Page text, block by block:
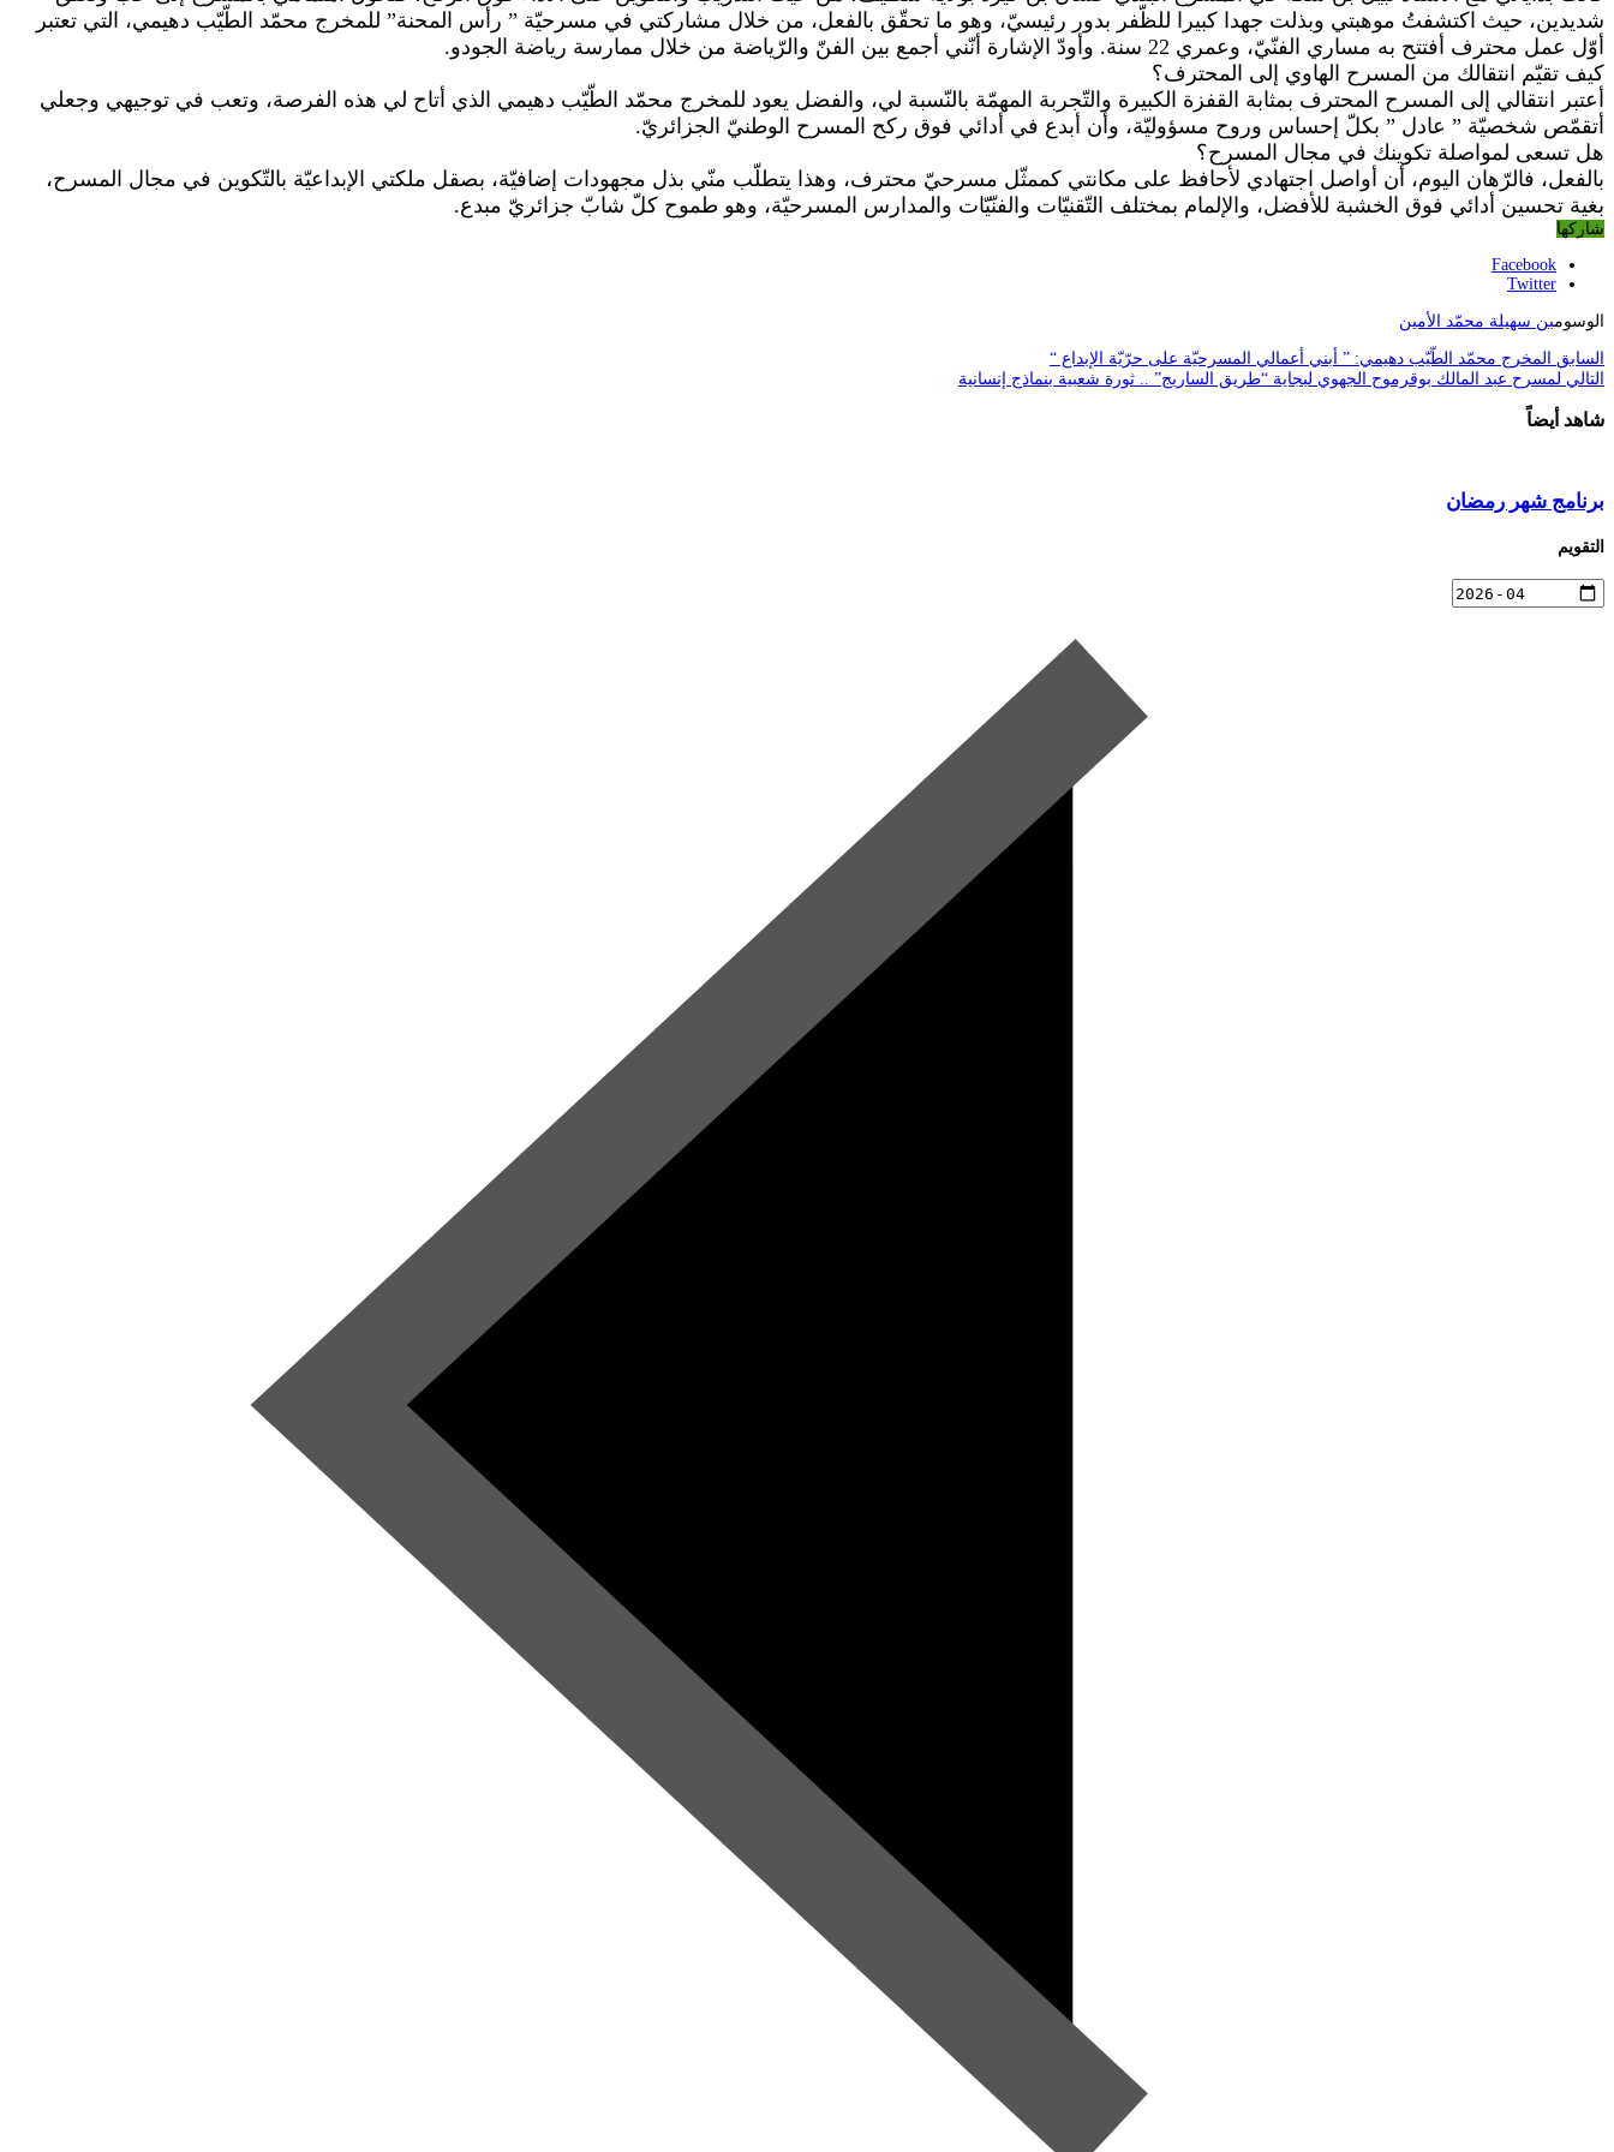
شديدين، حيث اكتشفتُ موهبتي وبذلت جهدا كبيرا للظّفر بدور رئيسيّ، وهو ما تحقّق بالفعل، من خلال مشاركتي في مسرحيّة ” رأس المحنة” للمخرج محمّد الطّيّب دهيمي، التي تعتبر
أوّل عمل محترف أفتتح به مساري الفنّيّ، وعمري 22 سنة. وأودّ الإشارة أنّني أجمع بين الفنّ والرّياضة من خلال ممارسة رياضة الجودو.
كيف تقيّم انتقالك من المسرح الهاوي إلى المحترف؟
أعتبر انتقالي إلى المسرح المحترف بمثابة القفزة الكبيرة والتّجربة المهمّة بالنّسبة لي، والفضل يعود للمخرج محمّد الطّيّب دهيمي الذي أتاح لي هذه الفرصة، وتعب في توجيهي وجعلي
أتقمّص شخصيّة ” عادل ” بكلّ إحساس وروح مسؤوليّة، وأن أبدع في أدائي فوق ركح المسرح الوطنيّ الجزائريّ.
هل تسعى لمواصلة تكوينك في مجال المسرح؟
بالفعل، فالرّهان اليوم، أن أواصل اجتهادي لأحافظ على مكانتي كممثّل مسرحيّ محترف، وهذا يتطلّب منّي بذل مجهودات إضافيّة، بصقل ملكتي الإبداعيّة بالتّكوين في مجال المسرح،
بغية تحسين أدائي فوق الخشبة للأفضل، والإلمام بمختلف التّقنيّات والفنّيّات والمدارس المسرحيّة، وهو طموح كلّ شابّ جزائريّ مبدع.
شاركها
Facebook
Twitter
الوسومبن سهيلة محمّد الأمين
السابق المخرج محمّد الطّيّب دهيمي: ” أبني أعمالي المسرحيّة على حرّيّة الإبداع “
التالي لمسرح عبد المالك بوقرموح الجهوي لبجاية “طريق الساريج” .. ثورة شعبية بنماذج إنسانية
شاهد أيضاً
برنامج شهر رمضان
التقويم